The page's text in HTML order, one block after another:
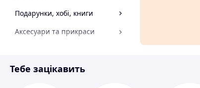
Подарунки, хобі, книги
Аксесуари та прикраси
Спорт і відпочинок
Тебе зацікавить